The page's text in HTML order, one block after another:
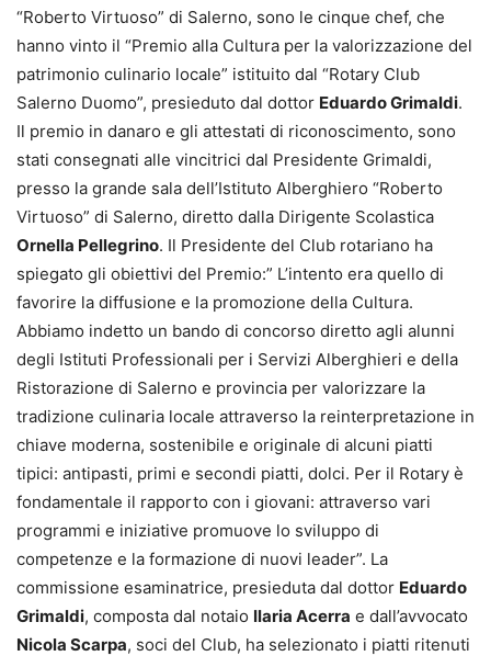
“Roberto Virtuoso” di Salerno, sono le cinque chef, che
hanno vinto il “Premio alla Cultura per la valorizzazione del
patrimonio culinario locale” istituito dal “Rotary Club
Salerno Duomo”, presieduto dal dottor Eduardo Grimaldi.
Il premio in danaro e gli attestati di riconoscimento, sono
stati consegnati alle vincitrici dal Presidente Grimaldi,
presso la grande sala dell’Istituto Alberghiero “Roberto
Virtuoso” di Salerno, diretto dalla Dirigente Scolastica
Ornella Pellegrino. Il Presidente del Club rotariano ha
spiegato gli obiettivi del Premio:” L’intento era quello di
favorire la diffusione e la promozione della Cultura.
Abbiamo indetto un bando di concorso diretto agli alunni
degli Istituti Professionali per i Servizi Alberghieri e della
Ristorazione di Salerno e provincia per valorizzare la
tradizione culinaria locale attraverso la reinterpretazione in
chiave moderna, sostenibile e originale di alcuni piatti
tipici: antipasti, primi e secondi piatti, dolci. Per il Rotary è
fondamentale il rapporto con i giovani: attraverso vari
programmi e iniziative promuove lo sviluppo di
competenze e la formazione di nuovi leader”. La
commissione esaminatrice, presieduta dal dottor Eduardo
Grimaldi, composta dal notaio Ilaria Acerra e dall’avvocato
Nicola Scarpa, soci del Club, ha selezionato i piatti ritenuti